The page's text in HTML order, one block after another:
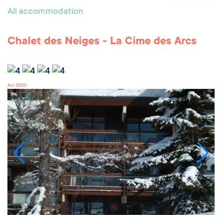
All accommodation
Chalet des Neiges - La Cime des Arcs
Arc 2000